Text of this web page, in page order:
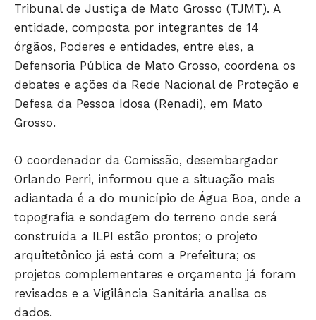
Tribunal de Justiça de Mato Grosso (TJMT). A
entidade, composta por integrantes de 14
órgãos, Poderes e entidades, entre eles, a
Defensoria Pública de Mato Grosso, coordena os
debates e ações da Rede Nacional de Proteção e
Defesa da Pessoa Idosa (Renadi), em Mato
Grosso.
O coordenador da Comissão, desembargador
Orlando Perri, informou que a situação mais
adiantada é a do município de Água Boa, onde a
topografia e sondagem do terreno onde será
construída a ILPI estão prontos; o projeto
arquitetônico já está com a Prefeitura; os
projetos complementares e orçamento já foram
revisados e a Vigilância Sanitária analisa os
dados.